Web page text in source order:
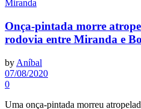
Miranda
Onça-pintada morre
rodovia entre Miranda e
by Aníbal
07/08/2020
0
Uma onça-pintada morreu